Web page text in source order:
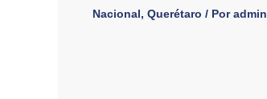
Nacional, Querétaro / Poradmin